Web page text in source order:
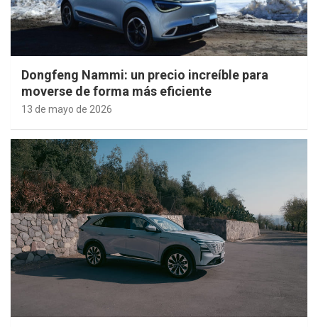
Dongfeng Nammi: un precio increíble para
moverse de forma más eficiente
13 de mayo de 2026